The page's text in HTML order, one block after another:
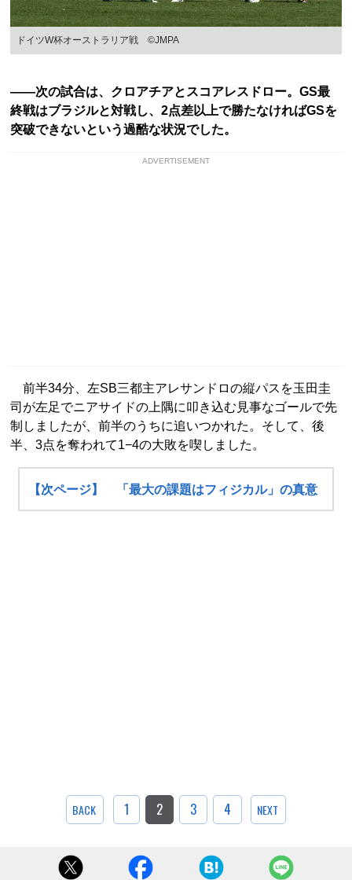
ドイツW杯オーストラリア戦 ©JMPA
――次の試合は、クロアチアとスコアレスドロー。GS最
終戦はブラジルと対戦し、2点差以上で勝たなければGSを
突破できないという過酷な状況でした。
ADVERTISEMENT
前半34分、左SB三都主アレサンドロの縦パスを玉田圭
司が左足でニアサイドの上隅に叩き込む見事なゴールで先
制しましたが、前半のうちに追いつかれた。そして、後
半、3点を奪われて1−4の大敗を喫しました。
【次ページ】 「最大の課題はフィジカル」の真意
BACK 1 2 3 4 NEXT